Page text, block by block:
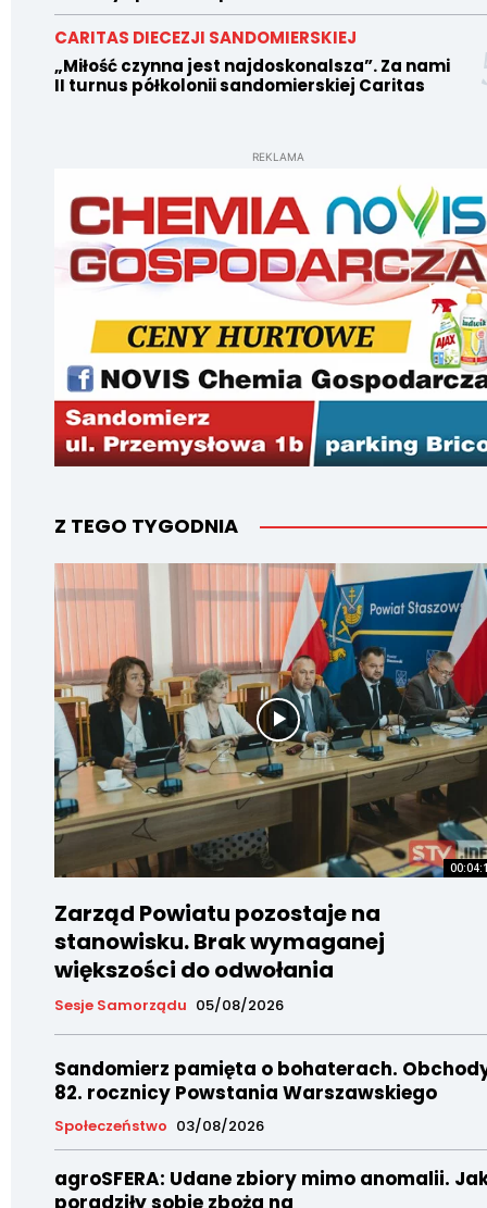
CARITAS DIECEZJI SANDOMIERSKIEJ
„Miłość czynna jest najdoskonalsza”. Za nami
II turnus półkolonii sandomierskiej Caritas
REKLAMA
Z TEGO TYGODNIA
Zarząd Powiatu pozostaje na
stanowisku. Brak wymaganej
większości do odwołania
Sesje Samorządu 05/08/2026
Sandomierz pamięta o bohaterach.
82. rocznicy Powstania Warszawskiego
Społeczeństwo 03/08/2026
agroSFERA: Udane zbiory mimo anomalii.
poradziły sobie zboża na